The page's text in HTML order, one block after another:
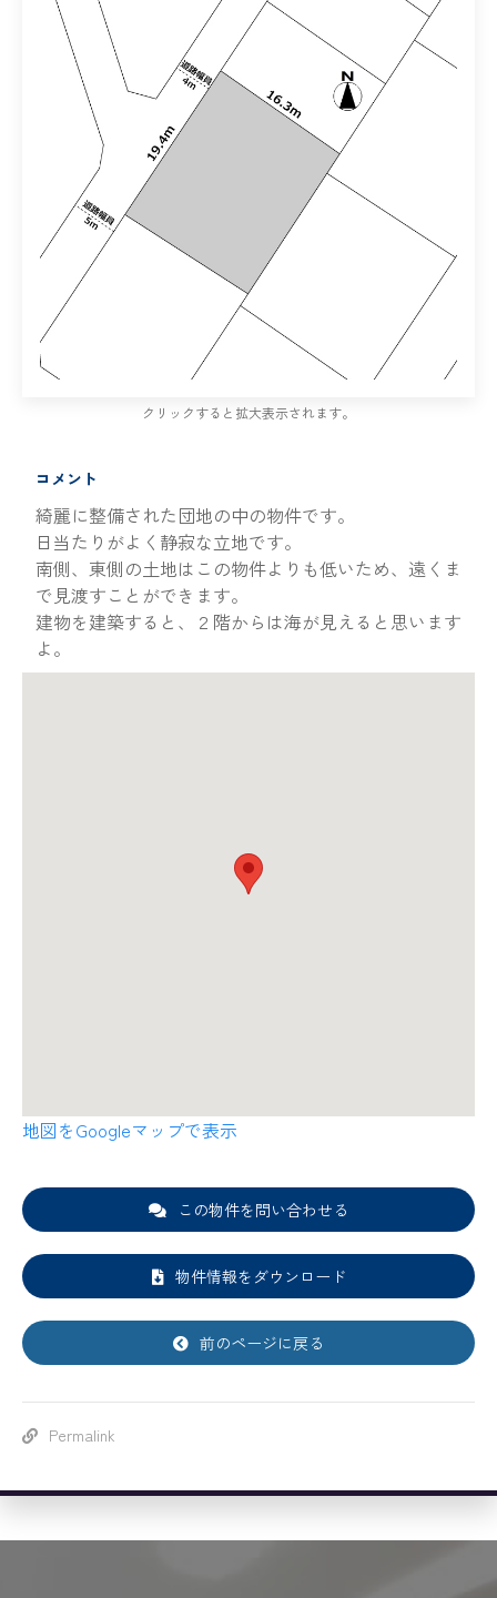
クリックすると拡大表示されます。
コメント
綺麗に整備された団地の中の物件です。
日当たりがよく静寂な立地です。
南側、東側の土地はこの物件よりも低いため、遠くま
で見渡すことができます。
建物を建築すると、２階からは海が見えると思います
よ。
地図をGoogleマップで表示
この物件を問い合わせる
物件情報をダウンロード
前のページに戻る
Permalink